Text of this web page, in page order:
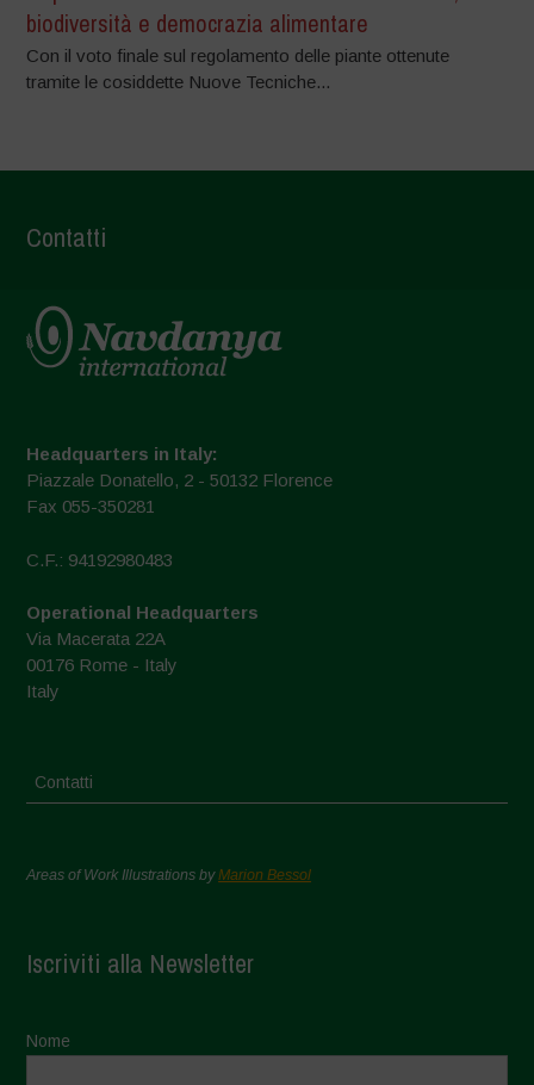
biodiversità e democrazia alimentare
Con il voto finale sul regolamento delle piante ottenute
tramite le cosiddette Nuove Tecniche...
Contatti
Headquarters in Italy:
Piazzale Donatello, 2 - 50132 Florence
Fax 055-350281
C.F.: 94192980483
Operational Headquarters
Via Macerata 22A
00176 Rome - Italy
Italy
Contatti
Areas of Work Illustrations byMarion Bessol
Iscriviti alla Newsletter
Nome